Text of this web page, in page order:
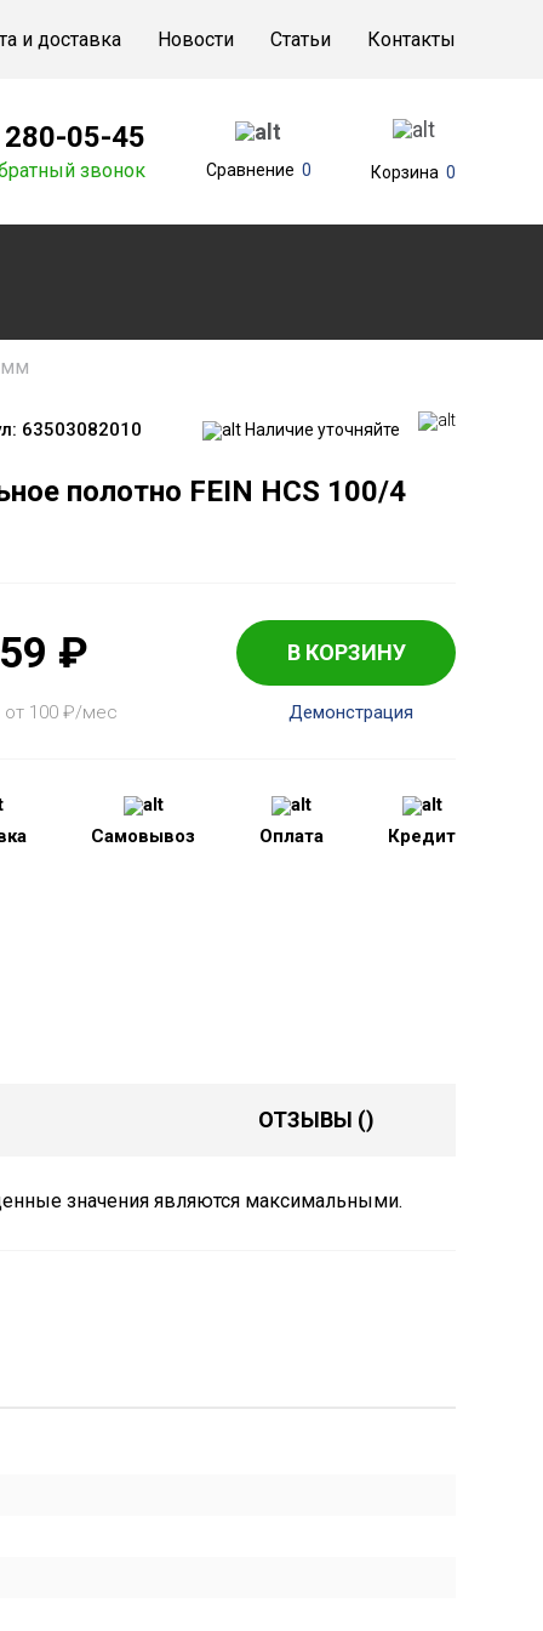
и доставка Новости Статьи Контакты
05-45
звонок Сравнение 0 Корзина 0
мм
63503082010 Наличие уточняйте
полотно FEIN HCS 100/4
₽ В КОРЗИНУ
100 ₽/мес Демонстрация
Самовывоз Оплата Кредит
ОТЗЫВЫ ()
значения являются максимальными.